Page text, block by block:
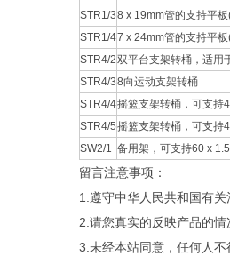
STR1/38 x 19mm管的支持平
STR1/47 x 24mm管的支持平
STR4/2双平台支架转桶，适用
STR4/38向运动支架转桶
STR4/4摇篮支架转桶，可支持
STR4/5摇篮支架转桶，可支持
SW2/1 备用架，可支持60 x
留言注意事项：
1.遵守中华人民共和国有
2.请您真实的反映产品的
3.未经本站同意，任何人不